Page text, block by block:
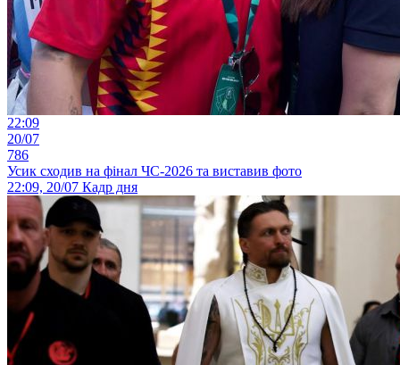
22:09
20/07
786
Усик сходив на фінал ЧС-2026 та виставив фото
22:09, 20/07 Кадр дня